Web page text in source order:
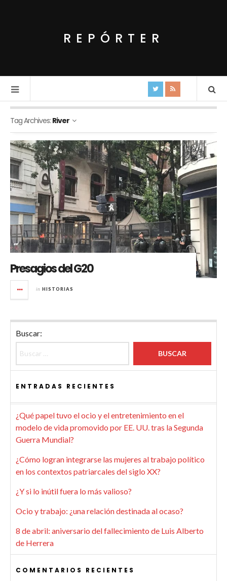
REPÓRTER
Tag Archives: River
Presagios del G20
in HISTORIAS
Buscar:
ENTRADAS RECIENTES
¿Qué papel tuvo el ocio y el entretenimiento en el
modelo de vida promovido por EE. UU. tras la Segunda
Guerra Mundial?
¿Cómo logran integrarse las mujeres al trabajo político
en los contextos patriarcales del siglo XX?
¿Y si lo inútil fuera lo más valioso?
Ocio y trabajo: ¿una relación destinada al ocaso?
8 de abril: aniversario del fallecimiento de Luis Alberto
de Herrera
COMENTARIOS RECIENTES